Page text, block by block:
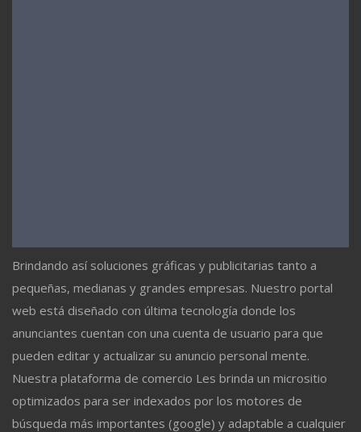
Brindando así soluciones gráficas y publicitarias tanto a
pequeñas, medianas y grandes empresas. Nuestro portal
web está diseñado con última tecnología donde los
anunciantes cuentan con una cuenta de usuario para que
pueden editar y actualizar su anuncio personal mente.
Nuestra plataforma de comercio Les brinda un micrositio
optimizados para ser indexados por los motores de
búsqueda más importantes (google) y adaptable a cualquier